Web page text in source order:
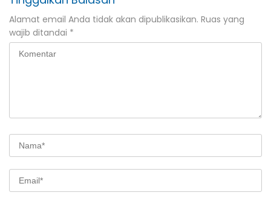
Alamat email Anda tidak akan dipublikasikan. Ruas yang
wajib ditandai *